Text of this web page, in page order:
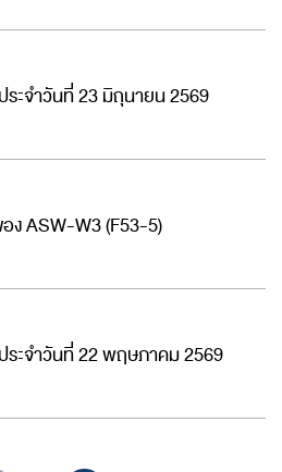
ะจำวันที่ 23 มิถุนายน 2569
ง ASW-W3 (F53-5)
ระจำวันที่ 22 พฤษภาคม 2569